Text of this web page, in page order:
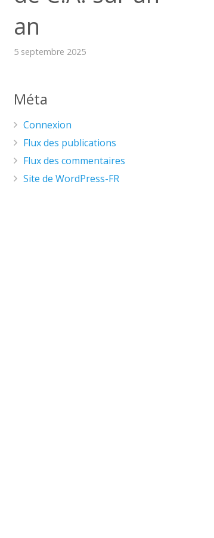
an
5 septembre 2025
Méta
Connexion
Flux des publications
Flux des commentaires
Site de WordPress-FR